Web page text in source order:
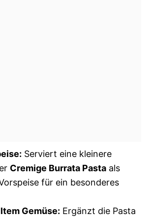
Serviert eine kleinere
Cremige Burrata Pasta als
für ein besonderes
Gemüse: Ergänzt die Pasta